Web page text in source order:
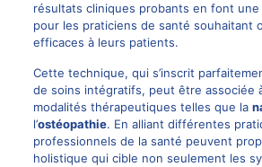
résultats cliniques probants en font
pour les praticiens de santé souhaitant
efficaces à leurs patients.
Cette technique, qui s’inscrit
de soins intégratifs, peut être associée
modalités thérapeutiques telles que la
l’ostéopathie. En alliant différentes
professionnels de la santé peuvent
holistique qui cible non seulement les